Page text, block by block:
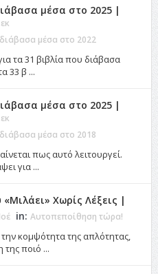
μέσα στο 2025 |
μέσα στο 2022
τα 31 βιβλία που διάβασα
33 β ...
μέσα στο 2025 |
μέσα στο 2018
πως αυτό λειτουργεί.
για ...
Χωρίς Λέξεις |
in: Αυτοπεποίθηση τώρα!
κομψότητα της απλότητας,
ποιό ...